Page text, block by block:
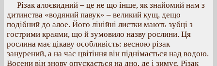
Різак алоєвидний – це не що інше, як знайомий нам з
дитинства «водяний павук» – великий кущ, дещо
подібний до алое. Його лінійні листки мають зубці з
гострими краями, що й зумовило назву рослини. Ця
рослина має цікаву особливість: весною різак
занурений, а на час цвітіння він піднімається над водою.
Восени він знову опускається на дно, де і зимує. Різак